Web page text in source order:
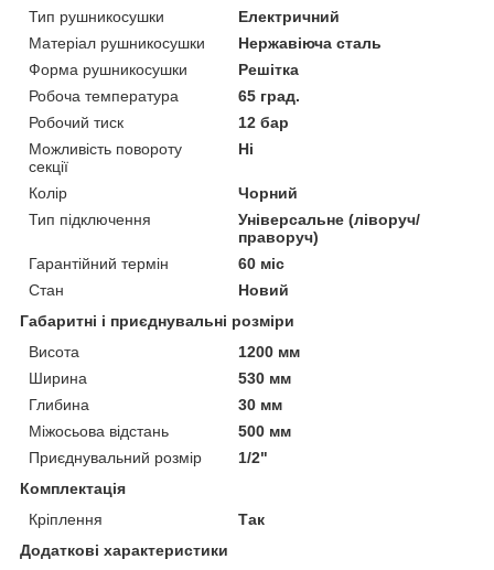
Тип рушникосушки
Електричний
Матеріал рушникосушки
Нержавіюча сталь
Форма рушникосушки
Решітка
Робоча температура
65 град.
Робочий тиск
12 бар
Можливість повороту
секції
Ні
Колір
Чорний
Тип підключення
Універсальне (ліворуч/
праворуч)
Гарантійний термін
60 міс
Стан
Новий
Габаритні і приєднувальні розміри
Висота
1200 мм
Ширина
530 мм
Глибина
30 мм
Міжосьова відстань
500 мм
Приєднувальний розмір
1/2"
Комплектація
Кріплення
Так
Додаткові характеристики